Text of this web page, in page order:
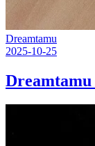
Dreamtamu
2025-10-25